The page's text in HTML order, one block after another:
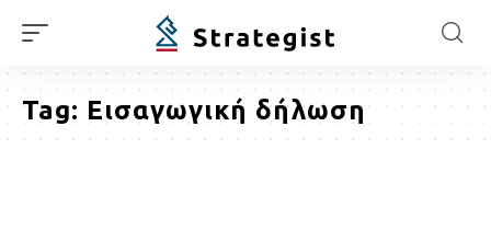
Tag: Εισαγωγική δήλωση